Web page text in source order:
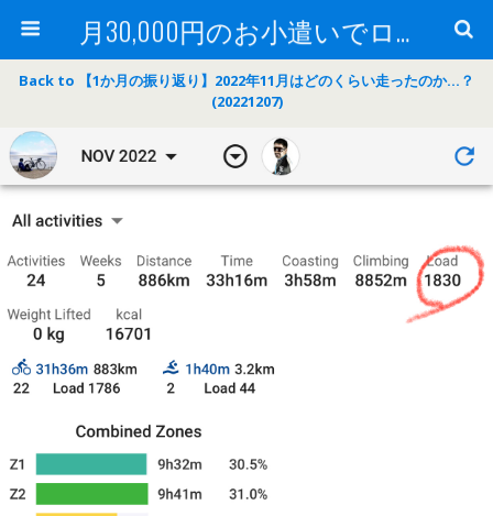
月30,000円のお小遣いでロードバイク
Back to 【1か月の振り返り】2022年11月はどのくらい走ったのか…？
(20221207)